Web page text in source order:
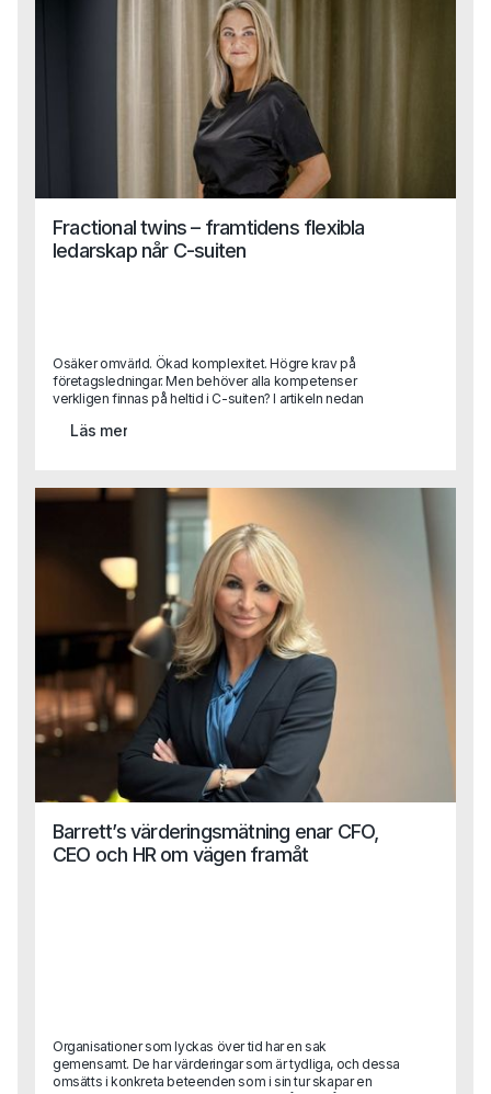
Fractional twins – framtidens flexibla
ledarskap når C-suiten
Osäker omvärld. Ökad komplexitet. Högre krav på
företagsledningar. Men behöver alla kompetenser
verkligen finnas på heltid i C-suiten? I artikeln nedan
“fractional twinning” vilket handlar om hur erfarna
Läs mer
Barrett’s värderingsmätning enar CFO,
CEO och HR om vägen framåt
Organisationer som lyckas över tid har en sak
gemensamt. De har värderingar som är tydliga, och dessa
omsätts i konkreta beteenden som i sin tur skapar en